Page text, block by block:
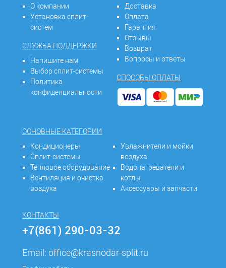
О компании
Установка сплит-
систем
СЛУЖБА ПОДДЕРЖКИ
Напишите нам
Выбор сплит-системы
Политика
конфиденциальности
Доставка
Оплата
Гарантия
Отзывы
Возврат
Вопросы и ответы
СПОСОБЫ ОПЛАТЫ
ОСНОВНЫЕ КАТЕГОРИИ
Кондиционеры
Сплит-системы
Тепловое оборудование
Вентиляция и очистка
воздуха
Увлажнители и мойки
воздуха
Водонагреватели и
котлы
Аксессуары и запчасти
КОНТАКТЫ
+7(861) 290-03-32
Email:office@krasnodar-split.ru